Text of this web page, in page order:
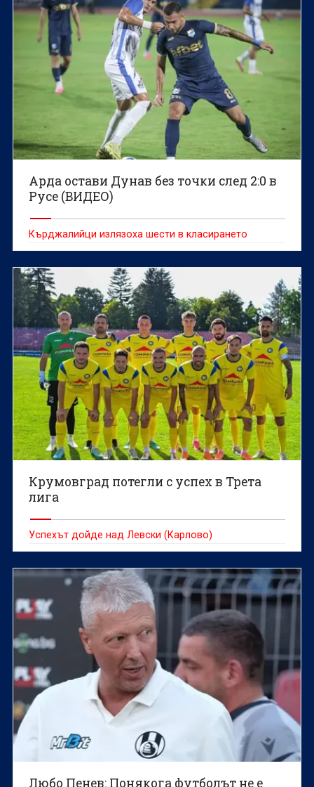
Арда остави Дунав без точки след 2:0 в
Русе (ВИДЕО)
Кърджалийци излязоха шести в класирането
Крумовград потегли с успех в Трета
лига
Успехът дойде над Левски (Карлово)
Любо Пенев: Понякога футболът не е